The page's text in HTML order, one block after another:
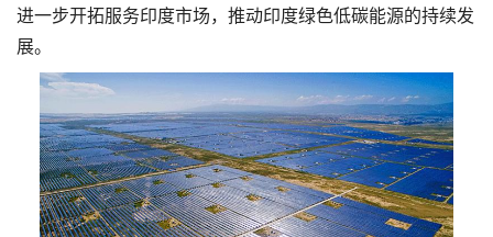
进一步开拓服务印度市场，推动印度绿色低碳能源的持续发
展。